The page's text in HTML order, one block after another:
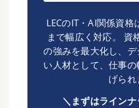
LECのIT・AI関係資
まで幅広く対応。 資
の強みを最大化し、
い人材として、仕事
げられ
＼まずはライン